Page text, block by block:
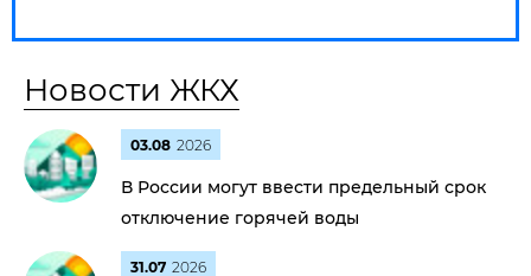
Новости ЖКХ
03.08 2026
В России могут ввести предельный срок
отключение горячей воды
31.07 2026